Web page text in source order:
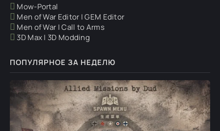
Mow-Portal
Men of War Editor | GEM Editor
Men of War | Call to Arms
3D Max | 3D Modding
ПОПУЛЯРНОЕ ЗА НЕДЕЛЮ